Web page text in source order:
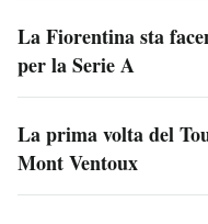
La Fiorentina sta
per la Serie A
La prima volta del
Mont Ventoux